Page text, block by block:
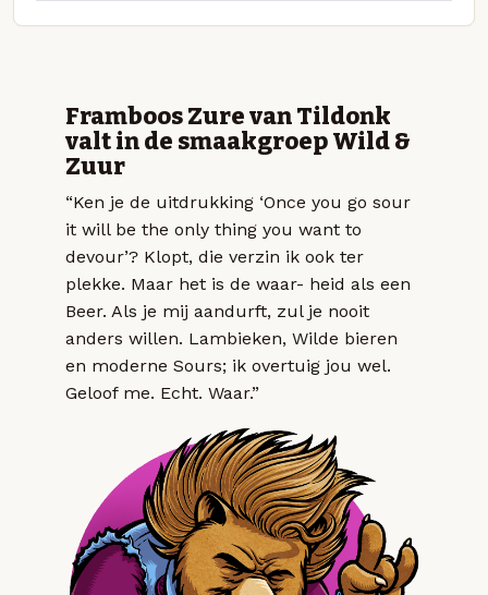
Framboos Zure van Tildonk
valt in de smaakgroep Wild &
Zuur
“Ken je de uitdrukking ‘Once you go sour
it will be the only thing you want to
devour’? Klopt, die verzin ik ook ter
plekke. Maar het is de waar- heid als een
Beer. Als je mij aandurft, zul je nooit
anders willen. Lambieken, Wilde bieren
en moderne Sours; ik overtuig jou wel.
Geloof me. Echt. Waar.”